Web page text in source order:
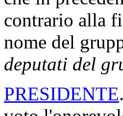
Quello che è
che in
contrario alla
nome del
deputati del